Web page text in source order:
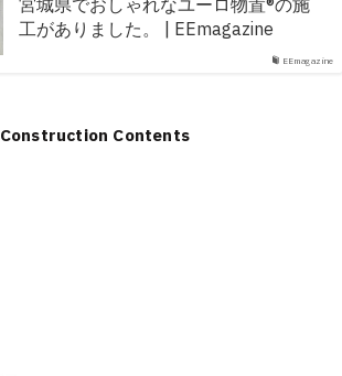
EEmagazine
工がありました。 | EEmagazine
Construction Contents